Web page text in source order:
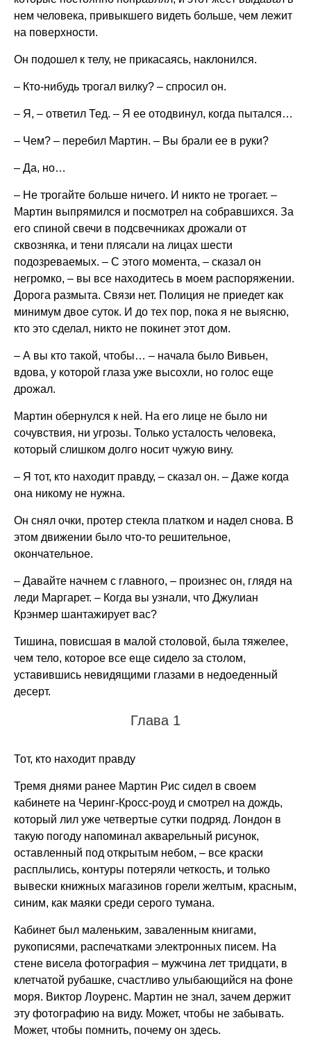
нем человека, привыкшего видеть больше, чем лежит
на поверхности.
Он подошел к телу, не прикасаясь, наклонился.
– Кто-нибудь трогал вилку? – спросил он.
– Я, – ответил Тед. – Я ее отодвинул, когда пытался…
– Чем? – перебил Мартин. – Вы брали ее в руки?
– Да, но…
– Не трогайте больше ничего. И никто не трогает. –
Мартин выпрямился и посмотрел на собравшихся. За
его спиной свечи в подсвечниках дрожали от
сквозняка, и тени плясали на лицах шести
подозреваемых. – С этого момента, – сказал он
негромко, – вы все находитесь в моем распоряжении.
Дорога размыта. Связи нет. Полиция не приедет как
минимум двое суток. И до тех пор, пока я не выясню,
кто это сделал, никто не покинет этот дом.
– А вы кто такой, чтобы… – начала было Вивьен,
вдова, у которой глаза уже высохли, но голос еще
дрожал.
Мартин обернулся к ней. На его лице не было ни
сочувствия, ни угрозы. Только усталость человека,
который слишком долго носит чужую вину.
– Я тот, кто находит правду, – сказал он. – Даже когда
она никому не нужна.
Он снял очки, протер стекла платком и надел снова. В
этом движении было что-то решительное,
окончательное.
– Давайте начнем с главного, – произнес он, глядя на
леди Маргарет. – Когда вы узнали, что Джулиан
Крэнмер шантажирует вас?
Тишина, повисшая в малой столовой, была тяжелее,
чем тело, которое все еще сидело за столом,
уставившись невидящими глазами в недоеденный
десерт.
Глава 1
Тот, кто находит правду
Тремя днями ранее Мартин Рис сидел в своем
кабинете на Черинг-Кросс-роуд и смотрел на дождь,
который лил уже четвертые сутки подряд. Лондон в
такую погоду напоминал акварельный рисунок,
оставленный под открытым небом, – все краски
расплылись, контуры потеряли четкость, и только
вывески книжных магазинов горели желтым, красным,
синим, как маяки среди серого тумана.
Кабинет был маленьким, заваленным книгами,
рукописями, распечатками электронных писем. На
стене висела фотография – мужчина лет тридцати, в
клетчатой рубашке, счастливо улыбающийся на фоне
моря. Виктор Лоуренс. Мартин не знал, зачем держит
эту фотографию на виду. Может, чтобы не забывать.
Может, чтобы помнить, почему он здесь.